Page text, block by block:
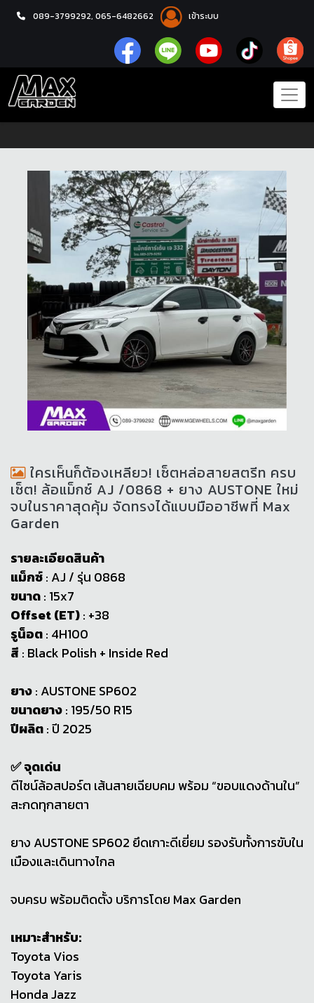
089-3799292, 065-6482662 เข้าระบบ
หน้าแรก แกลลอรี่
ใครเห็นก็ต้องเหลียว! เซ็ตหล่อสายสตรีท ครบ
เซ็ต! ล้อแม็กซ์ AJ /0868 + ยาง AUSTONE ใหม่
จบในราคาสุดคุ้ม จัดทรงได้แบบมืออาชีพที่ Max
Garden
รายละเอียดสินค้า
แม็กซ์: AJ / รุ่น 0868
ขนาด: 15x7
Offset (ET): +38
รูน็อต: 4H100
สี : Black Polish + Inside Red
ยาง: AUSTONE SP602
ขนาดยาง: 195/50 R15
ปีผลิต: ปี 2025
✅ จุดเด่น
ดีไซน์ล้อสปอร์ต เส้นสายเฉียบคม พร้อม “ขอบแดงด้านใน”
สะกดทุกสายตา
ยาง AUSTONE SP602 ยึดเกาะดีเยี่ยม รองรับทั้งการขับใน
เมืองและเดินทางไกล
จบครบ พร้อมติดตั้ง บริการโดย Max Garden
เหมาะสำหรับ:
Toyota Vios
Toyota Yaris
Honda Jazz